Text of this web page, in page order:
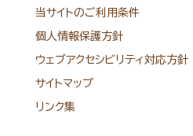
当サイトのご利用条件
個人情報保護方針
ウェブアクセシビリティ対応方針
サイトマップ
リンク集